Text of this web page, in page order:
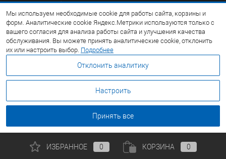
Московская область, Ступинский р-н, д.Сотниково,
ул.Железнодорожная, вл.30
Посмотреть на карте
8 (495) 308-42-78
Email:info@metallofond.ru
ИЗБРАННОЕ 0 КОРЗИНА 0
Мы используем необходимые cookie для работы сайта, корзины и
форм. Аналитические cookie Яндекс.Метрики используются только с
вашего согласия для анализа работы сайта и улучшения качества
обслуживания. Вы можете принять аналитические cookie, отклонить
их или настроить выбор. Подробнее
Отклонить аналитику
Настроить
Принять все